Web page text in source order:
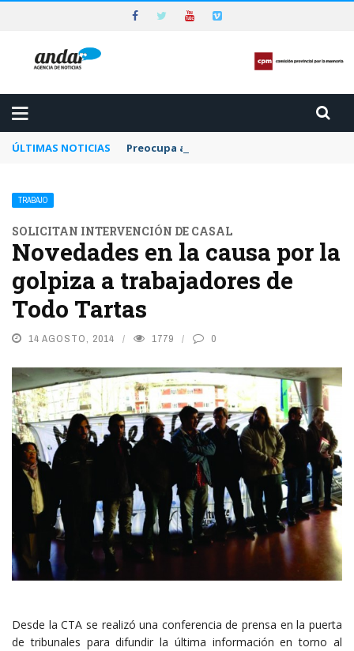
ÚLTIMAS NOTICIAS Preocupa a la CPM la dilación y el letargo
TRABAJO
SOLICITAN INTERVENCIÓN DE CASAL
Novedades en la causa por la
golpiza a trabajadores de
Todo Tartas
14 AGOSTO, 2014 1779 0
Desde la CTA se realizó una conferencia de prensa en la puerta
de tribunales para difundir la última información en torno al